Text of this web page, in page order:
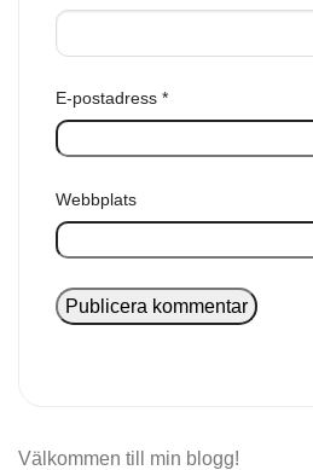
E-postadress *
Webbplats
Välkommen till min blogg!